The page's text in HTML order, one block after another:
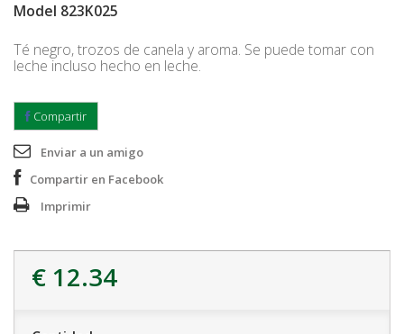
Model 823K025
Té negro, trozos de canela y aroma. Se puede tomar con
leche incluso hecho en leche.
Compartir
Enviar a un amigo
Compartir en Facebook
Imprimir
€ 12.34